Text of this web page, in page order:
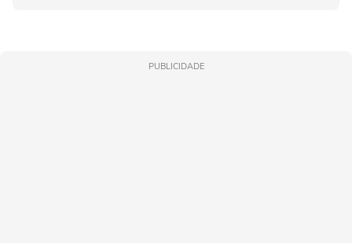
PUBLICIDADE